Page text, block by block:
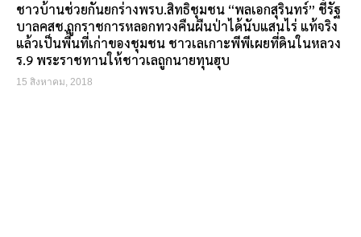
ชาวบ้านช่วยกันยกร่างพรบ.สิทธิชุมชน “พลเอกสุรินทร์” ชี้รัฐ
บาลคสช.ถูกราชการหลอกทวงคืนผืนป่าได้นับแสนไร่ แท้จริง
แล้วเป็นพื้นที่เก่าของชุมชน ชาวเลเกาะพีพีเผยที่ดินในหลวง
ร.9 พระราชทานให้ชาวเลถูกนายทุนฮุบ
15 สิงหาคม, 2018